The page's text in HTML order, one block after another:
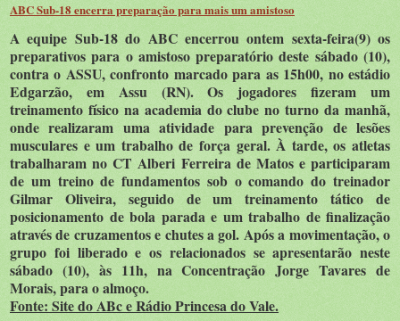
ABC Sub-18 encerra preparação para mais um amistoso
A equipe Sub-18 do ABC encerrou ontem sexta-feira(9) os
preparativos para o amistoso preparatório deste sábado (10),
contra o ASSU, confronto marcado para as 15h00, no estádio
Edgarzão, em Assu (RN). Os jogadores fizeram um
treinamento físico na academia do clube no turno da manhã,
onde realizaram uma atividade para prevenção de lesões
musculares e um trabalho de força geral. À tarde, os atletas
trabalharam no CT Alberi Ferreira de Matos e participaram
de um treino de fundamentos sob o comando do treinador
Gilmar Oliveira, seguido de um treinamento tático de
posicionamento de bola parada e um trabalho de finalização
através de cruzamentos e chutes a gol. Após a movimentação, o
grupo foi liberado e os relacionados se apresentarão neste
sábado (10), às 11h, na Concentração Jorge Tavares de
Morais, para o almoço.
Fonte: Site do ABc e Rádio Princesa do Vale.